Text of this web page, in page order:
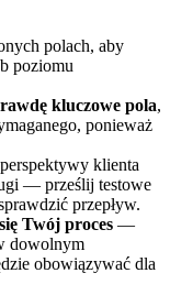
polach, aby
poziomu
kluczowe pola,
ponieważ
klienta
— prześlij testowe
przepływ.
Twój proces —
dowolnym
obowiązywać dla